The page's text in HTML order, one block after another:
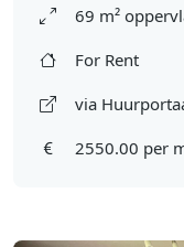
69 m²
For Rent
via
2550.00 per